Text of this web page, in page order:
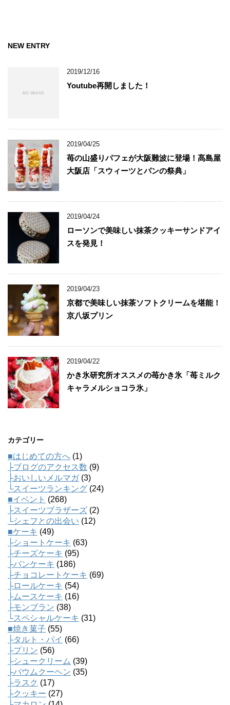
NEW ENTRY
2019/12/16
Youtube再開しました！
2019/04/25
苺の山盛りパフェが大阪難波に登場！髙島屋
大阪店「スウィーツとパンの祭典」
2019/04/24
ローソンで美味しい抹茶クッキーサンドアイ
スを発見！
2019/04/23
京都で美味しい抹茶ソフトクリームを堪能！
京八坂プリン
2019/04/22
かき氷研究所オススメの苺かき氷「苺ミルク
キャラメルショコラ氷」
カテゴリー
■はじめての方へ (1)
├ブログのアクセス数 (9)
├おいしいメルマガ(3)
└スイーツランキング (24)
■イベント (268)
├スイーツブラザーズ (2)
└シェフとの出会い (12)
■ケーキ (49)
├ショートケーキ (63)
├チーズケーキ (95)
├パンケーキ (186)
├チョコレートケーキ (69)
├ロールケーキ (54)
├ムースケーキ (16)
├モンブラン (38)
└スペシャルケーキ (31)
■焼き菓子 (55)
├タルト・パイ (66)
├プリン (56)
├シュークリーム (39)
├バウムクーヘン (35)
├ラスク (17)
├クッキー (27)